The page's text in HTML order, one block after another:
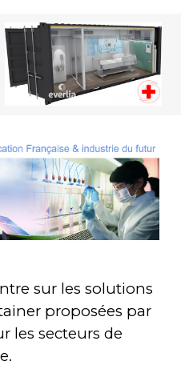
sur les solutions
proposées par
les secteurs de